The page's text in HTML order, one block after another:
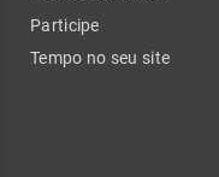
Participe
Tempo no seu site